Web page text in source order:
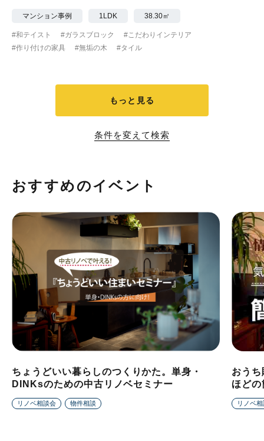
マンション事例 1LDK 38.30㎡
#和テイスト #ガラスブロック
#こだわりインテリア
#作り付けの家具
#無垢の木 #タイル
もっと見る
条件を変えて検索
おすすめのイベント
ちょうどいい暮らしのつくりかた。単身・
DINKsのための中古リノベセミナー
リノベ相談会 物件相談
おう
ほど
リノベ